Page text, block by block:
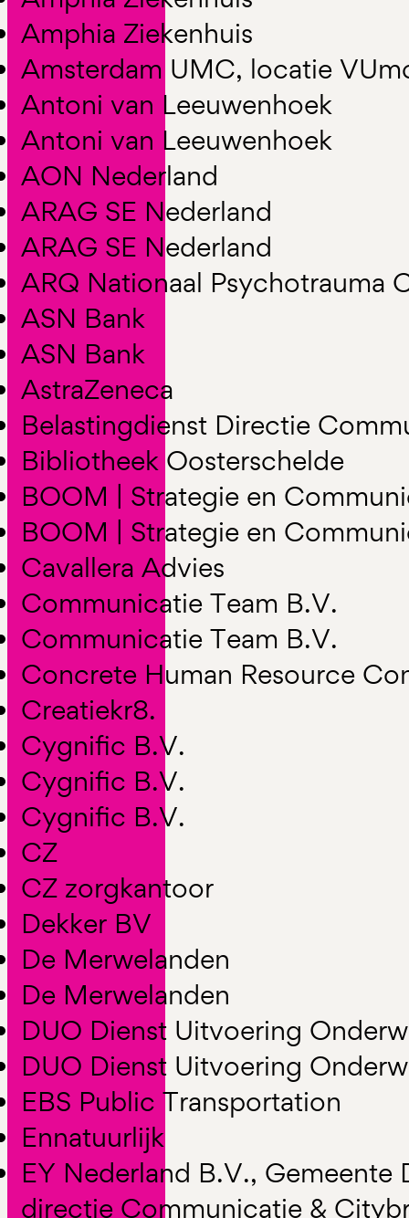
Amphia Ziekenhuis
Amsterdam UMC, locatie
Antoni van Leeuwenhoek
Antoni van Leeuwenhoek
AON Nederland
ARAG SE Nederland
ARAG SE Nederland
ARQ Nationaal Psychotrauma
ASN Bank
ASN Bank
AstraZeneca
Belastingdienst Directie
Bibliotheek Oosterschelde
BOOM | Strategie en
BOOM | Strategie en
Cavallera Advies
Communicatie Team B.V.
Communicatie Team B.V.
Concrete Human Resource
Creatiekr8.
Cygnific B.V.
Cygnific B.V.
Cygnific B.V.
CZ
CZ zorgkantoor
Dekker BV
De Merwelanden
De Merwelanden
DUO Dienst Uitvoering
DUO Dienst Uitvoering
EBS Public Transportation
Ennatuurlijk
EY Nederland B.V., Gemeente
directie Communicatie &